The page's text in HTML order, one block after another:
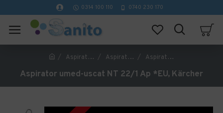
0314 100 110 0740 230 170
Aspiratoare profesionale si masini de curatat pardoseli Aspiratoare Profesionale de lichid si praf Aspirator umed-uscat NT 22/1 Ap *EU, Kärcher
Aspirator umed-uscat NT 22/1 Ap *EU, Kärcher